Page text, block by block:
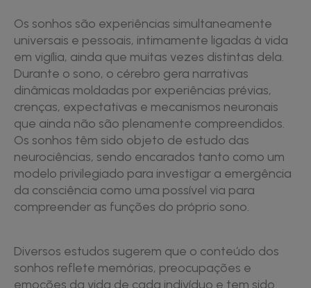
Os sonhos são experiências simultaneamente
universais e pessoais, intimamente ligadas à vida
em vigília, ainda que muitas vezes distintas dela.
Durante o sono, o cérebro gera narrativas
dinâmicas moldadas por experiências prévias,
crenças, expectativas e mecanismos neuronais
que ainda não são plenamente compreendidos.
Os sonhos têm sido objeto de estudo das
neurociências, sendo encarados tanto como um
modelo privilegiado para investigar a emergência
da consciência como uma possível via para
compreender as funções do próprio sono.
Diversos estudos sugerem que o conteúdo dos
sonhos reflete memórias, preocupações e
emoções da vida de cada indivíduo e tem sido